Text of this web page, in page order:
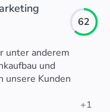
62
unter anderem
und
unsere Kunden
SEO
+1